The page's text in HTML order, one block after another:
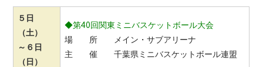
５日
（土）
～６日
（日）
◆第40回関東ミニバスケットボール大会
場 所 メイン・サブアリーナ
主 催 千葉県ミニバスケットボール連盟